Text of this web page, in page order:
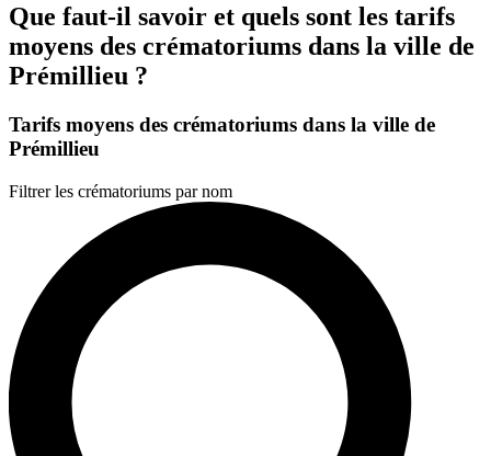
Que faut-il savoir et quels sont les tarifs
moyens des crématoriums dans la ville de
Prémillieu ?
Tarifs moyens des crématoriums dans la ville de
Prémillieu
Filtrer les crématoriums par nom